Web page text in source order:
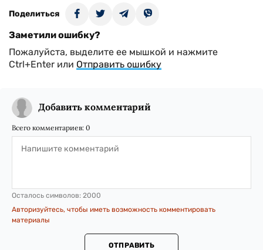
Поделиться
Заметили ошибку?
Пожалуйста, выделите ее мышкой и нажмите
Ctrl+Enter или Отправить ошибку
Добавить комментарий
Всего комментариев: 0
Осталось символов: 2000
Авторизуйтесь, чтобы иметь возможность комментировать
материалы
ОТПРАВИТЬ